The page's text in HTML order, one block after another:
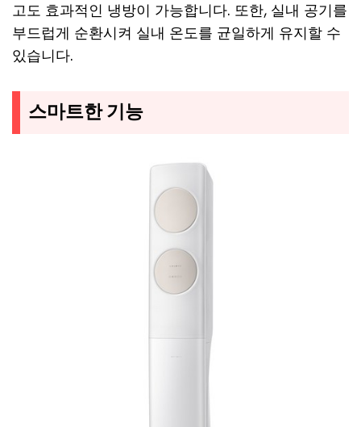
고도 효과적인 냉방이 가능합니다. 또한, 실내 공기를
부드럽게 순환시켜 실내 온도를 균일하게 유지할 수
있습니다.
스마트한 기능